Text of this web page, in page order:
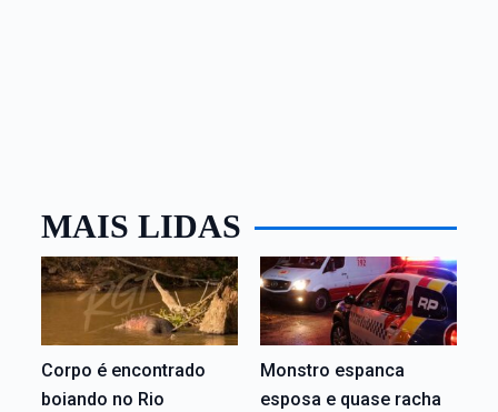
MAIS LIDAS
Corpo é encontrado
boiando no Rio
Monstro espanca
esposa e quase racha